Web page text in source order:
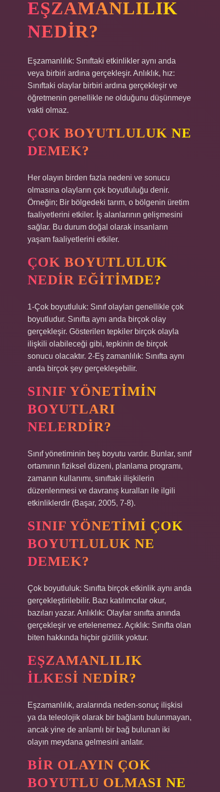
EŞZAMANLILIK
NEDIR?
Eşzamanlılık: Sınıftaki etkinlikler aynı anda
veya birbiri ardına gerçekleşir. Anlıklık, hız:
Sınıftaki olaylar birbiri ardına gerçekleşir ve
öğretmenin genellikle ne olduğunu düşünmeye
vakti olmaz.
ÇOK BOYUTLULUK NE
DEMEK?
Her olayın birden fazla nedeni ve sonucu
olmasına olayların çok boyutluluğu denir.
Örneğin; Bir bölgedeki tarım, o bölgenin üretim
faaliyetlerini etkiler. İş alanlarının gelişmesini
sağlar. Bu durum doğal olarak insanların
yaşam faaliyetlerini etkiler.
ÇOK BOYUTLULUK
NEDIR EĞITIMDE?
1-Çok boyutluluk: Sınıf olayları genellikle çok
boyutludur. Sınıfta aynı anda birçok olay
gerçekleşir. Gösterilen tepkiler birçok olayla
ilişkili olabileceği gibi, tepkinin de birçok
sonucu olacaktır. 2-Eş zamanlılık: Sınıfta aynı
anda birçok şey gerçekleşebilir.
SINIF YÖNETIMIN
BOYUTLARI
NELERDIR?
Sınıf yönetiminin beş boyutu vardır. Bunlar, sınıf
ortamının fiziksel düzeni, planlama programı,
zamanın kullanımı, sınıftaki ilişkilerin
düzenlenmesi ve davranış kuralları ile ilgili
etkinliklerdir (Başar, 2005, 7-8).
SINIF YÖNETIMI ÇOK
BOYUTLULUK NE
DEMEK?
Çok boyutluluk: Sınıfta birçok etkinlik aynı anda
gerçekleştirilebilir. Bazı katılımcılar okur,
bazıları yazar. Anlıklık: Olaylar sınıfta anında
gerçekleşir ve ertelenemez. Açıklık: Sınıfta olan
biten hakkında hiçbir gizlilik yoktur.
EŞZAMANLILIK
ILKESI NEDIR?
Eşzamanlılık, aralarında neden-sonuç ilişkisi
ya da teleolojik olarak bir bağlantı bulunmayan,
ancak yine de anlamlı bir bağ bulunan iki
olayın meydana gelmesini anlatır.
BIR OLAYIN ÇOK
BOYUTLU OLMASI NE